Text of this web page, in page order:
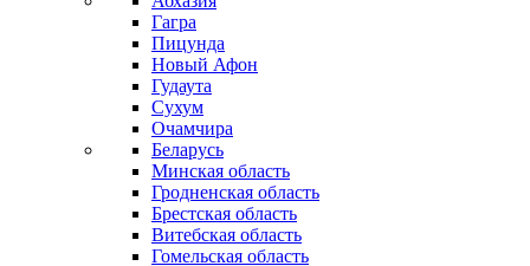
Гагра
Пицунда
Новый Афон
Гудаута
Сухум
Очамчира
Беларусь
Минская область
Гродненская область
Брестская область
Витебская область
Гомельская область